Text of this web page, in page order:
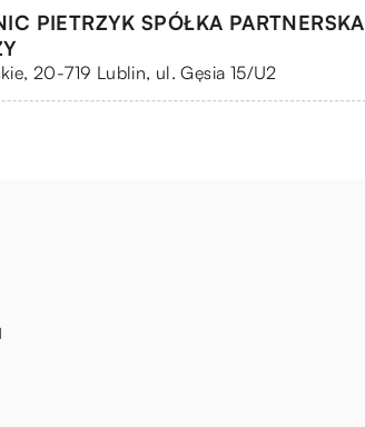
PIETRZYK SPÓŁKA PARTNERSKA
20-719 Lublin, ul. Gęsia 15/U2